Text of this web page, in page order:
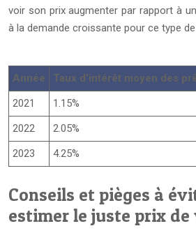
voir son prix augmenter par rapport à
à la demande croissante pour ce type
Année
Taux d’intérêt moyen des
2021
1.15%
2022
2.05%
2023
4.25%
Conseils et pièges à
estimer le juste prix